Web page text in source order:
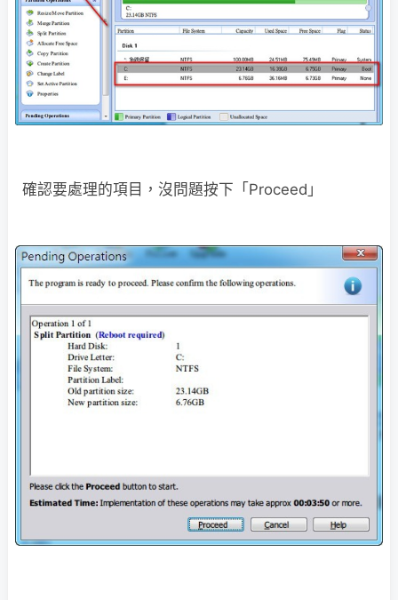
確認要處理的項目，沒問題按下「Proceed」